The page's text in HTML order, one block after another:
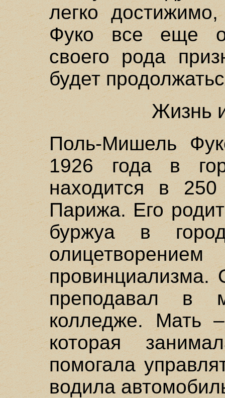
легко
Фуко все еще
своего рода
будет
Жизнь
Поль-Мишель
1926 года в
находится в
Парижа. Его
буржуа в
провинциализма.
преподавал в
колледже. Мать
которая
помогала
водила